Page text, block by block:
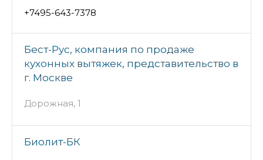
+7495-643-7378
Бест-Рус, компания по продаже
кухонных вытяжек, представительство в
г. Москве
Дорожная, 1
Биолит-БК